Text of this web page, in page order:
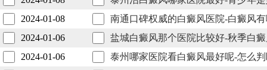
2024-01-08
南通口碑权威的白癜风医院-白癜风
2024-01-06
盐城白癜风那个医院比较好-秋季白
2024-01-06
泰州哪家医院看白癜风最好呢-怎么